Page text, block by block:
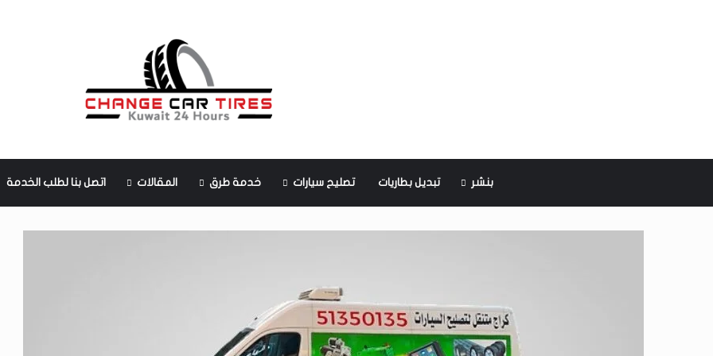
بنشر تبديل بطاريات تصليح سيارات خدمة طرق المقالات اتصل بنا لطلب الخدمة